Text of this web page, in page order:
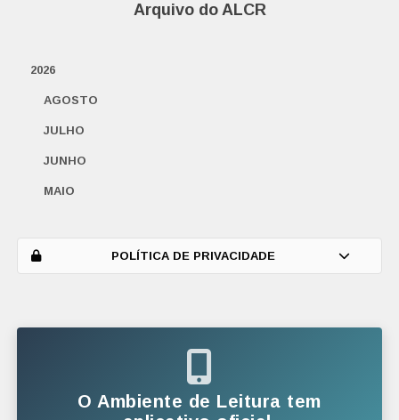
Arquivo do ALCR
2026
AGOSTO
JULHO
JUNHO
MAIO
POLÍTICA DE PRIVACIDADE
O Ambiente de Leitura tem